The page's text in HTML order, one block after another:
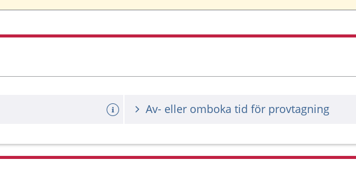
Av- eller omboka tid för provtagning